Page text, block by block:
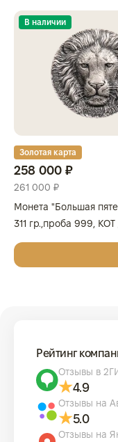
В наличии
Золотая карта
258 000 ₽
261 000 ₽
Монета "Большая
311 гр.,проба 999,
Рейтинг
Отзывы в
4.9
Отзывы на
5.0
Отзывы на